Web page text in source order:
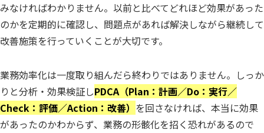
みなければわかりません。以前と比べてどれほど効果があった
のかを定期的に確認し、問題点があれば解決しながら継続して
改善施策を行っていくことが大切です。
業務効率化は一度取り組んだら終わりではありません。しっか
りと分析・効果検証しPDCA（Plan：計画／Do：実行／
Check：評価／Action：改善） を回さなければ、本当に効果
があったのかわからず、業務の形骸化を招く恐れがあるので